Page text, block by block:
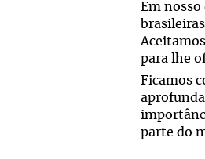
Em
para lhe
Ficamos
parte do